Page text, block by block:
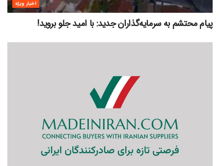
اخبار ویژه
پیام محتشم به سرمایه‌گذاران جدید: با امید جلو بروید!